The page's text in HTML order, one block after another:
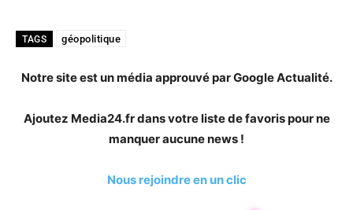
TAGS géopolitique
Notre site est un média approuvé par Google Actualité.
Ajoutez Media24.fr dans votre liste de favoris pour ne
manquer aucune news !
Nous rejoindre en un clic